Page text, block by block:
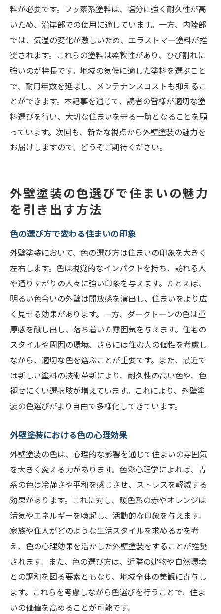
料が必要です。フッ素系塗料は、塩分に強く耐久性が高
いため、沿岸部での使用に適しています。一方、内陸部
では、気温の変化が激しいため、エラストマー塗料が推
奨されます。これらの塗料は柔軟性があり、ひび割れに
強いのが特長です。地域の気候に適した塗料を選ぶこと
で、耐用年数を延ばし、メンテナンスコストも抑えるこ
とができます。本記事を通じて、読者の皆様が適切な塗
料選びを行い、大切な住まいを守る一助となることを願
っています。次回も、新たな視点から外壁塗装の魅力を
お届けしますので、どうぞご期待ください。
外壁塗装の色選びで住まいの魅力
を引き出す方法
色の選び方で変わる住まいの印象
外壁塗装において、色の選び方は住まいの印象を大きく
左右します。色は視覚的なインパクトを持ち、訪れる人
や通りすがりの人々に強い印象を与えます。たとえば、
明るい色合いの外壁は開放感を演出し、住まいをより広
く見せる効果があります。一方、ダークトーンの色は重
厚感を醸し出し、落ち着いた雰囲気を与えます。住宅の
スタイルや周囲の環境、さらには住む人の個性を考慮し
ながら、適切な色を選ぶことが重要です。また、最近で
は新しい塗料の技術革新により、耐久性の高い色や、色
褪せにくい選択肢が増えています。これにより、外壁塗
装の色選びがより自由で多様化してきています。
外壁塗装における色の心理効果
外壁塗装の色は、心理的な影響を通じて住まいの雰囲気
を大きく変える力があります。色彩心理学によれば、青
系の色は冷静さや平和を感じさせ、ストレスを軽減する
効果があります。これに対し、暖色系の赤やオレンジは
活気やエネルギーを喚起し、活動的な印象を与えます。
家族や住人がどのような生活スタイルを求めるかを考
え、色の心理効果を活かした外壁塗装をすることが推奨
されます。また、色の選び方は、近隣の建物や自然環境
との調和を図る要素ともなり、地域全体の美観に寄与し
ます。これらを考慮しながら色選びを行うことで、住ま
いの価値を高めることが可能です。